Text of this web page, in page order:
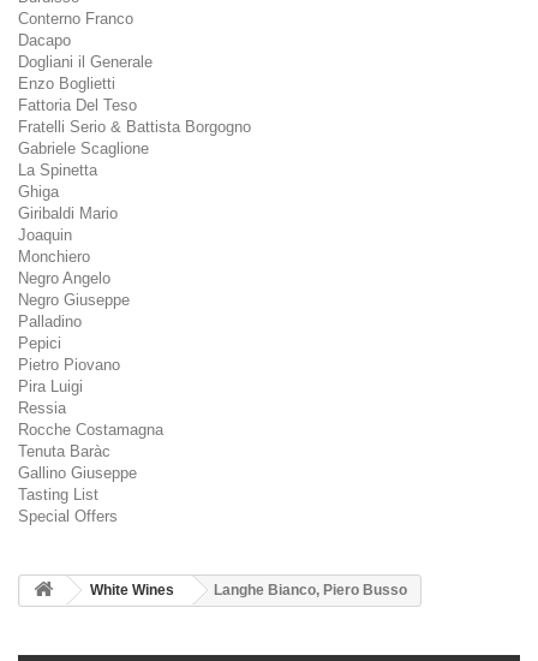
Conterno Franco
Dacapo
Dogliani il Generale
Enzo Boglietti
Fattoria Del Teso
Fratelli Serio & Battista Borgogno
Gabriele Scaglione
La Spinetta
Ghiga
Giribaldi Mario
Joaquin
Monchiero
Negro Angelo
Negro Giuseppe
Palladino
Pepici
Pietro Piovano
Pira Luigi
Ressia
Rocche Costamagna
Tenuta Baràc
Gallino Giuseppe
Tasting List
Special Offers
White Wines Langhe Bianco, Piero Busso